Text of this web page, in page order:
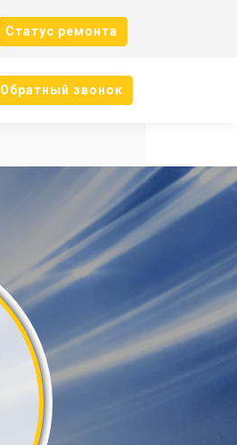
Cтатус ремонта
Oбратный звонок